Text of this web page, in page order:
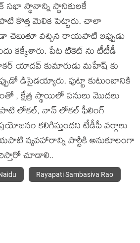
స్థానాన్ని స్థానికులకే
మెలిక పెట్టారు. చాలా
చెబుతూ వచ్చిన రాయపాటి ఇప్పుడు
కక్కేశారు. పేట టికెట్ ను టీటీడీ
యాదవ్ కుమారుడు మహేష్ కు
డిసైడయ్యారు. పుట్టా కుటుంబానికి
, క్షేత్ర స్థాయిలో పనులు మొదలు
లోకల్, నాన్ లోకల్ ఫీలింగ్
కలిగిస్తుందని టీడీపీ వర్గాలు
వ్యవహారాన్ని పార్టీకి అనుకూలంగా
చూడాలి..
Rayapati Sambasiva Rao